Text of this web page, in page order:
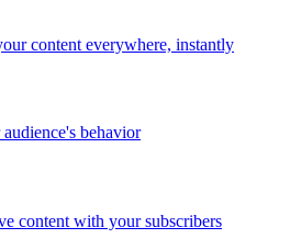
content everywhere, instantly
behavior
content with your subscribers